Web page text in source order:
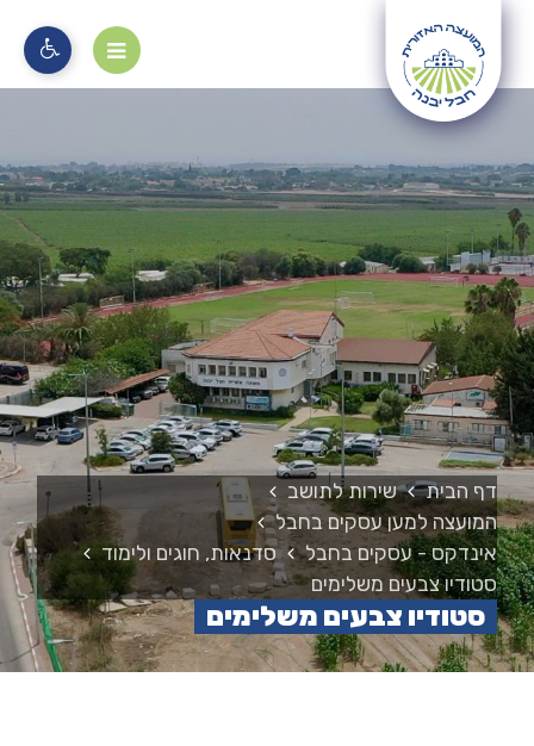
מוקד 106
דף הבית
שירות לתושב
המועצה למען עסקים בחבל
אינדקס - עסקים בחבל
סדנאות, חוגים ולימוד
סטודיו צבעים משלימים
סטודיו צבעים משלימים